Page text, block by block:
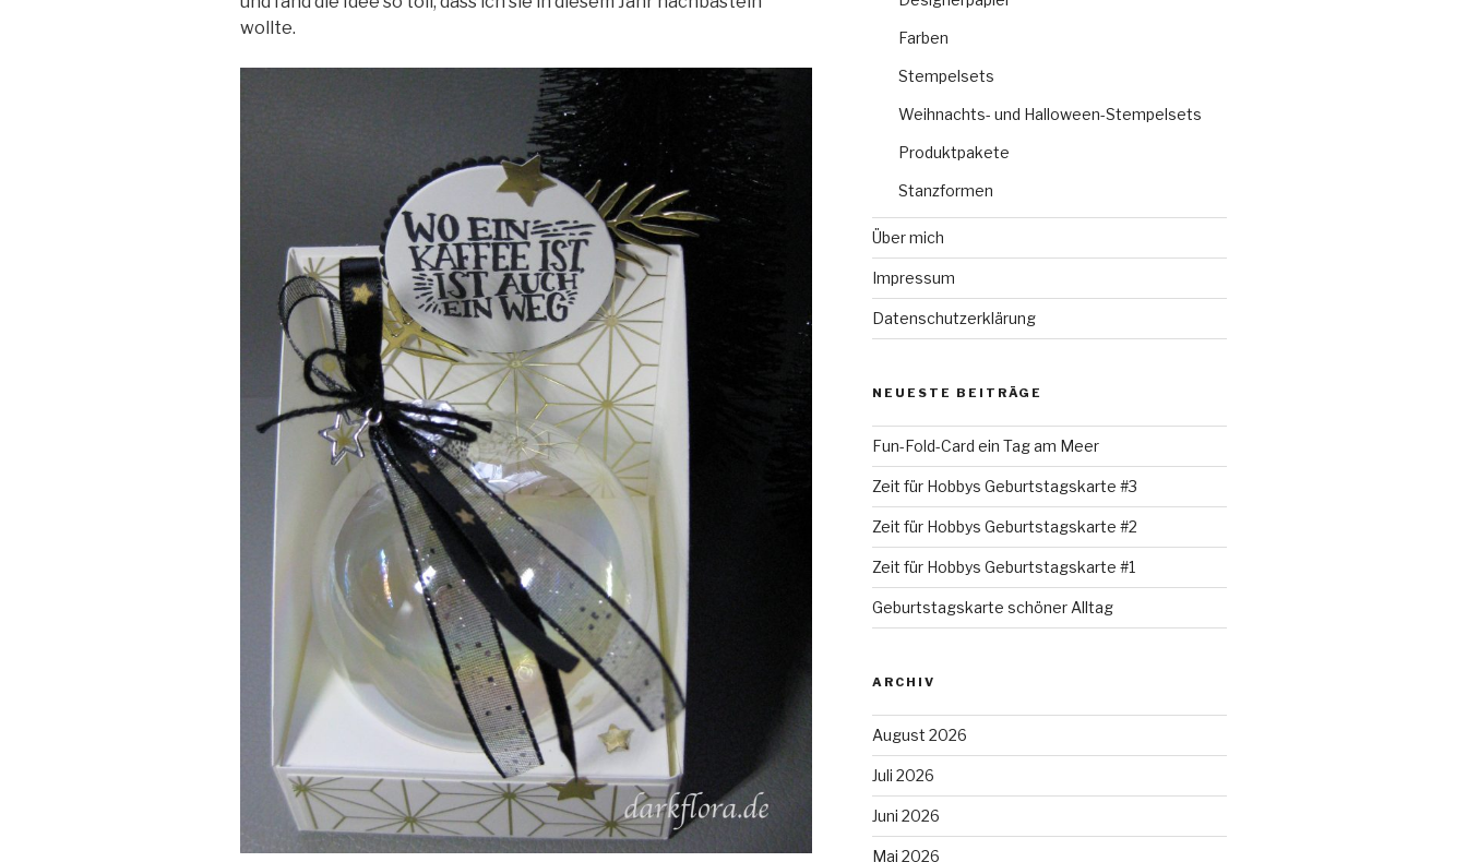
wollte.
Farben
Stempelsets
Weihnachts- und Halloween-Stempelsets
Produktpakete
Stanzformen
Über mich
Impressum
Datenschutzerklärung
NEUESTE BEITRÄGE
Fun-Fold-Card ein Tag am Meer
Zeit für Hobbys Geburtstagskarte #3
Zeit für Hobbys Geburtstagskarte #2
Zeit für Hobbys Geburtstagskarte #1
Geburtstagskarte schöner Alltag
ARCHIV
August 2026
Juli 2026
Juni 2026
Mai 2026